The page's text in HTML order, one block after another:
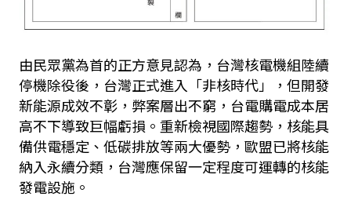
由民眾黨為首的正方意見認為，台灣核電機組陸續
停機除役後，台灣正式進入「非核時代」，但開發
新能源成效不彰，弊案層出不窮，台電購電成本居
高不下導致巨幅虧損。重新檢視國際趨勢，核能具
備供電穩定、低碳排放等兩大優勢，歐盟已將核能
納入永續分類，台灣應保留一定程度可運轉的核能
發電設施。